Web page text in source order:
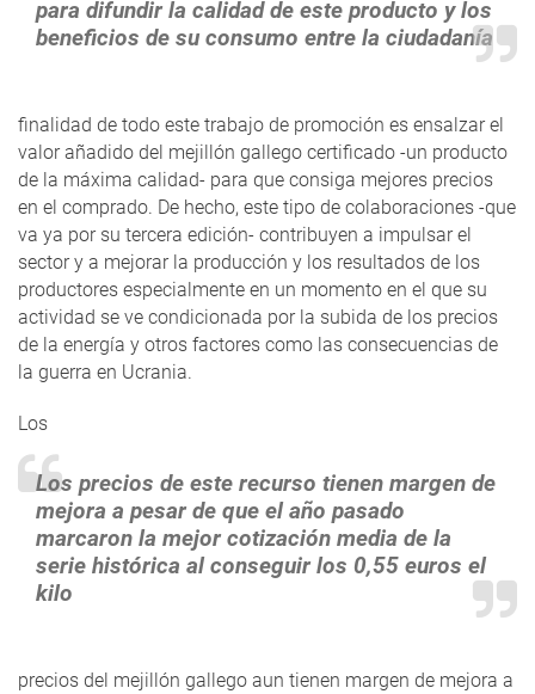
para difundir la calidad de este producto y los
beneficios de su consumo entre la ciudadanía
finalidad de todo este trabajo de promoción es ensalzar el
valor añadido del mejillón gallego certificado -un producto
de la máxima calidad- para que consiga mejores precios
en el comprado. De hecho, este tipo de colaboraciones -que
va ya por su tercera edición- contribuyen a impulsar el
sector y a mejorar la producción y los resultados de los
productores especialmente en un momento en el que su
actividad se ve condicionada por la subida de los precios
de la energía y otros factores como las consecuencias de
la guerra en Ucrania.
Los precios de este recurso tienen margen de
mejora a pesar de que el año pasado
marcaron la mejor cotización media de la
serie histórica al conseguir los 0,55 euros el
kilo
Los
precios del mejillón gallego aun tienen margen de mejora a